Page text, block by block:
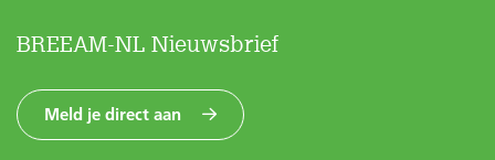
BREEAM-NL Nieuwsbrief
Meld je direct aan